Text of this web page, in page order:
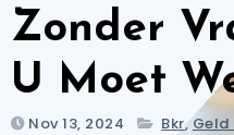
Zonder
U Moet
Nov 13, 2024 Bkr,Geld